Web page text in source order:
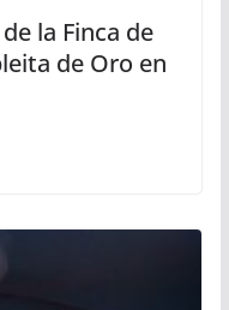
la Finca de
de Oro en